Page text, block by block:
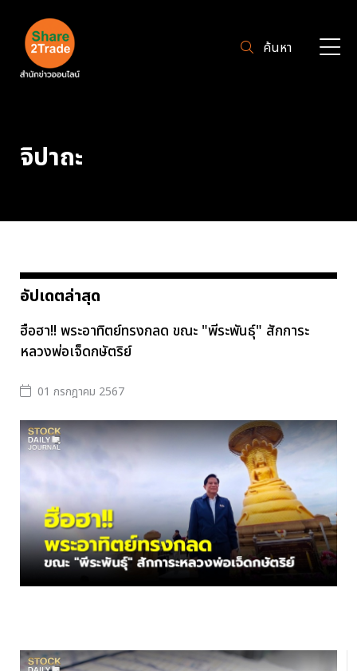
ค้นหา
จิปาถะ
อัปเดตล่าสุด
ฮือฮา!! พระอาทิตย์ทรงกลด ขณะ "พีระพันธุ์" สักการะ
หลวงพ่อเจ็ดกษัตริย์
01 กรกฎาคม 2567